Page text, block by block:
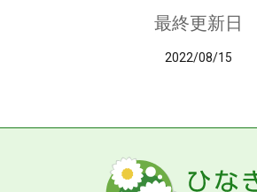
最終更新日
2022/08/15